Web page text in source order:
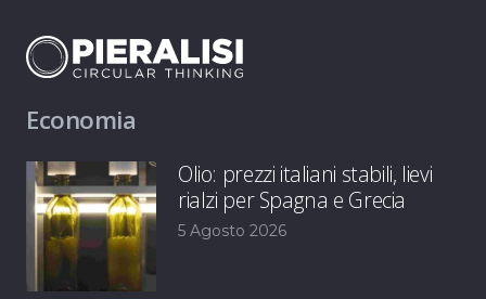
Economia
Olio: prezzi italiani stabili, lievi
rialzi per Spagna e Grecia
5 Agosto 2026